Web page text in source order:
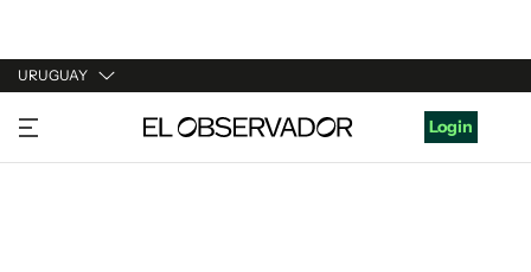
URUGUAY
URUGUAY
ARGENTINA
Login